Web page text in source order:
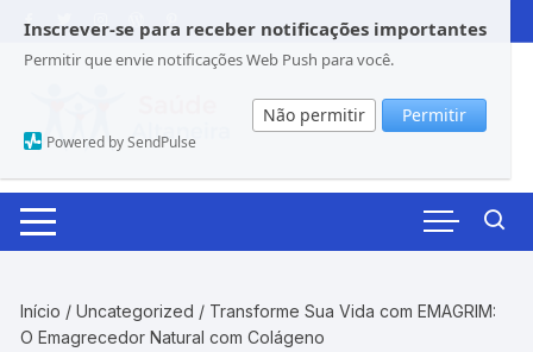
Inscrever-se para receber notificações importantes
Permitir que envie notificações Web Push para você.
Não permitir Permitir
Powered by SendPulse
para
Início /Uncategorized / Transforme Sua Vida com EMAGRIM:
O Emagrecedor Natural com Colágeno